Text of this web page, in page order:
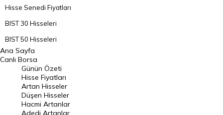
Hisse Senedi Fiyatları
BIST 30 Hisseleri
BIST 50 Hisseleri
BIST 100 Hisseleri
En Çok Artan Hisseler
En Çok Düşen Hisseler
Hacmi Artanlar
Ana Sayfa
Canlı Borsa
Günün Özeti
Hisse Fiyatları
Artan Hisseler
Düşen Hisseler
Hacmi Artanlar
Adedi Artanlar